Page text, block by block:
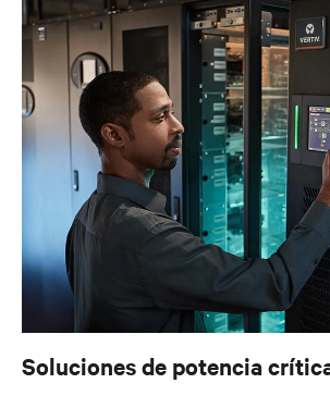
Soluciones de potencia